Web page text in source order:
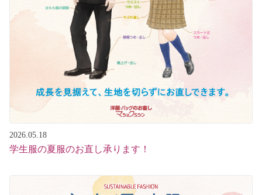
2026.05.18
学生服の夏服のお直し承ります！